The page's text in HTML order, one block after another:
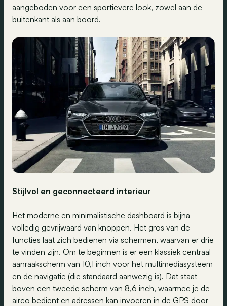
aangeboden voor een sportievere look, zowel aan de
buitenkant als aan boord.
Stijlvol en geconnecteerd interieur
Het moderne en minimalistische dashboard is bijna
volledig gevrijwaard van knoppen. Het gros van de
functies laat zich bedienen via schermen, waarvan er drie
te vinden zijn. Om te beginnen is er een klassiek centraal
aanraakscherm van 10,1 inch voor het multimediasysteem
en de navigatie (die standaard aanwezig is). Dat staat
boven een tweede scherm van 8,6 inch, waarmee je de
airco bedient en adressen kan invoeren in de GPS door